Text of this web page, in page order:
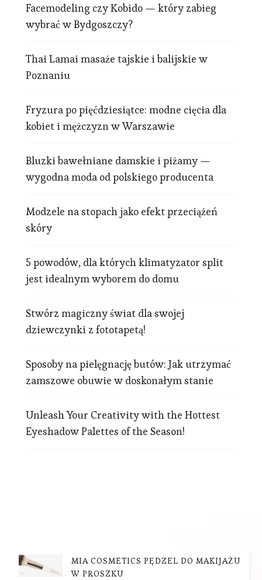
Facemodeling czy Kobido — który zabieg
wybrać w Bydgoszczy?
Thai Lamai masaże tajskie i balijskie w
Poznaniu
Fryzura po pięćdziesiątce: modne cięcia dla
kobiet i mężczyzn w Warszawie
Bluzki bawełniane damskie i piżamy —
wygodna moda od polskiego producenta
Modzele na stopach jako efekt przeciążeń
skóry
5 powodów, dla których klimatyzator split
jest idealnym wyborem do domu
Stwórz magiczny świat dla swojej
dziewczynki z fototapetą!
Sposoby na pielęgnację butów: Jak utrzymać
zamszowe obuwie w doskonałym stanie
Unleash Your Creativity with the Hottest
Eyeshadow Palettes of the Season!
MIA COSMETICS PĘDZEL DO MAKIJAŻU
W PROSZKU